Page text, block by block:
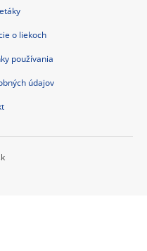
o liekoch
používania
údajov